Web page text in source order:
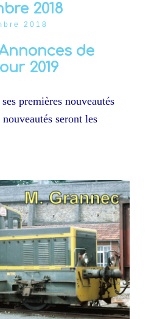
2018
2018
de
2019
premières nouveautés
seront les